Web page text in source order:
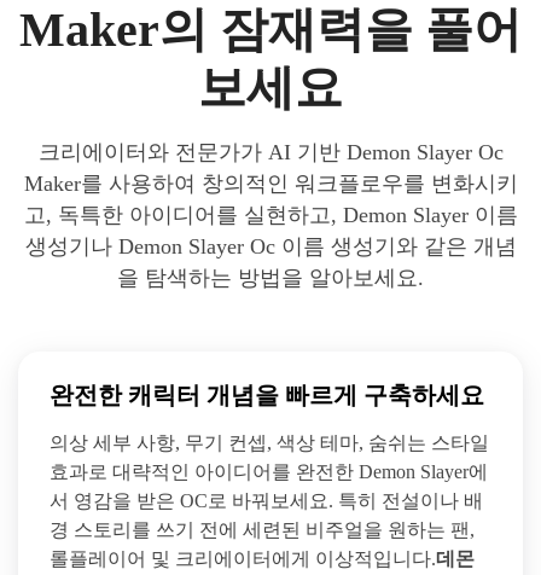
Maker의 잠재력을 풀어
보세요
크리에이터와 전문가가 AI 기반 Demon Slayer Oc
Maker를 사용하여 창의적인 워크플로우를 변화시키
고, 독특한 아이디어를 실현하고, Demon Slayer 이름
생성기나 Demon Slayer Oc 이름 생성기와 같은 개념
을 탐색하는 방법을 알아보세요.
완전한 캐릭터 개념을 빠르게 구축하세요
의상 세부 사항, 무기 컨셉, 색상 테마, 숨쉬는 스타일
효과로 대략적인 아이디어를 완전한 Demon Slayer에
서 영감을 받은 OC로 바꿔보세요. 특히 전설이나 배
경 스토리를 쓰기 전에 세련된 비주얼을 원하는 팬,
롤플레이어 및 크리에이터에게 이상적입니다.데몬